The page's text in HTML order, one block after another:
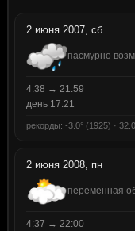
2 июня 2007, сб
пасмурно
4:38 → 21:59
день 17:21
рекорды: -3.0° (1925) ·
2 июня 2008, пн
переменная
4:37 → 22:00